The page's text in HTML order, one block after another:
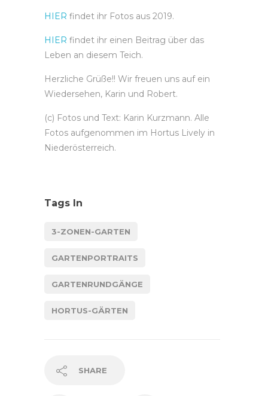
HIER findet ihr Fotos aus 2019.
HIER findet ihr einen Beitrag über das
Leben an diesem Teich.
Herzliche Grüße!! Wir freuen uns auf ein
Wiedersehen, Karin und Robert.
(c) Fotos und Text: Karin Kurzmann. Alle
Fotos aufgenommen im Hortus Lively in
Niederösterreich.
Tags In
3-ZONEN-GARTEN
GARTENPORTRAITS
GARTENRUNDGÄNGE
HORTUS-GÄRTEN
SHARE